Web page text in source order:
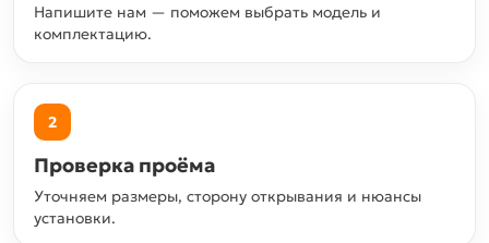
Напишите нам — поможем выбрать модель и
комплектацию.
2
Проверка проёма
Уточняем размеры, сторону открывания и нюансы
установки.